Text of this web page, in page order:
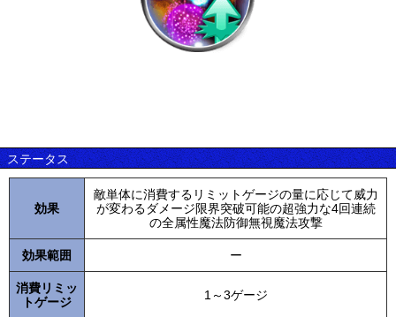
ステータス
効果
敵単体に消費するリミットゲージの量に応じて威力
が変わるダメージ限界突破可能の超強力な4回連続
の全属性魔法防御無視魔法攻撃
効果範囲 ー
消費リミッ
トゲージ
1～3ゲージ